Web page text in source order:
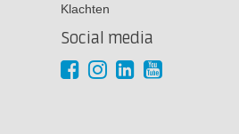
Klachten
Social media